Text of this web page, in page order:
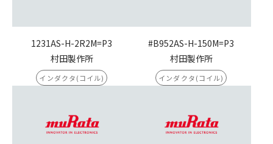
1231AS-H-2R2M=P3
村田製作所
インダクタ(コイル)
#B952AS-H-150M=P3
村田製作所
インダクタ(コイル)